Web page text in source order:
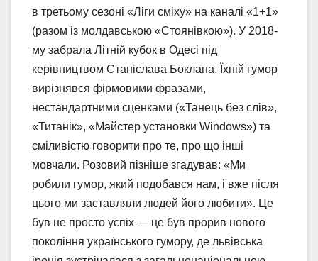
в третьому сезоні «Ліги сміху» на каналі «1+1»
(разом із молдавською «Стоянівкою»). У 2018-
му забрала Літній кубок в Одесі під
керівництвом Станіслава Боклана. Їхній гумор
вирізнявся фірмовими фразами,
нестандартними сценками («Танець без слів»,
«Титанік», «Майстер установки Windows») та
сміливістю говорити про те, про що інші
мовчали. Розовий пізніше згадував: «Ми
робили гумор, який подобався нам, і вже після
цього ми заставляли людей його любити». Це
був не просто успіх — це був прорив нового
покоління українського гумору, де львівська